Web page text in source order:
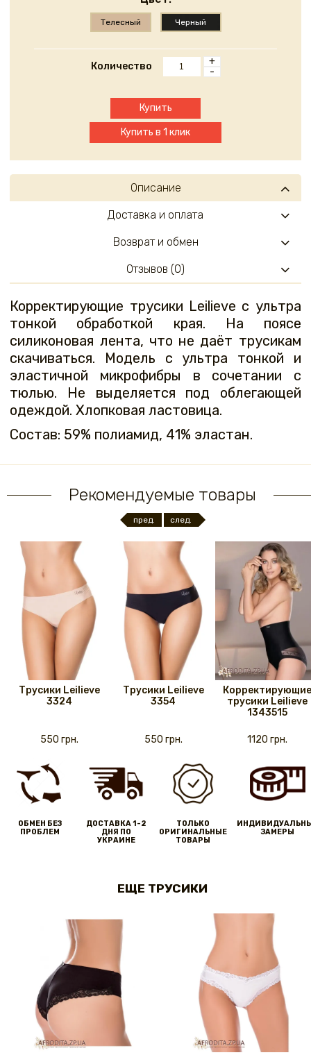
Телесный Черный
Количество
+
-
Купить
Купить в 1 клик
Описание
Корректирующие трусики Leilieve с ультра
тонкой обработкой края. На поясе
силиконовая лента, что не даёт трусикам
скачиваться. Модель с ультра тонкой и
эластичной микрофибры в сочетании с
тюлью. Не выделяется под облегающей
одеждой. Хлопковая ластовица.
Состав: 59% полиамид, 41% эластан.
Доставка и оплата
Возврат и обмен
Отзывов (0)
Рекомендуемые товары
пред. след.
Трусики Leilieve
3324
550 грн.
Трусики Leilieve
3354
550 грн.
Корректирующие
трусики Leilieve
1343515
1120 грн.
ОБМЕН БЕЗ
ПРОБЛЕМ
ДОСТАВКА 1-2
ДНЯ ПО
УКРАИНЕ
ТОЛЬКО
ОРИГИНАЛЬНЫЕ
ТОВАРЫ
ЗАМЕРЫ
ЕЩЕ ТРУСИКИ